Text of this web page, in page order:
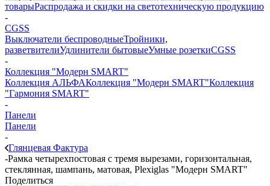
товарыРаспродажа и скидки на светотехническую продукцию
-
CGSS
Выключатели беспроводныеТройники,
разветвителиУдлинители бытовыеУмные розеткиCGSS
-
Коллекция "Модерн SMART"
Коллекция АЛЬФАКоллекция "Модерн SMART"Коллекция
"Гармония SMART"
-
Панели
Панели
-
Глянцевая Фактура
-Рамка четырехпостовая с тремя вырезами, горизонтальная,
стеклянная, шампань, матовая, Plexiglas "Модерн SMART"
Поделиться